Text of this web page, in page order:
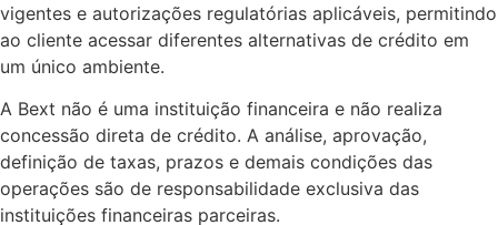
vigentes e autorizações regulatórias aplicáveis, permitindo
ao cliente acessar diferentes alternativas de crédito em
um único ambiente.
A Bext não é uma instituição financeira e não realiza
concessão direta de crédito. A análise, aprovação,
definição de taxas, prazos e demais condições das
operações são de responsabilidade exclusiva das
instituições financeiras parceiras.